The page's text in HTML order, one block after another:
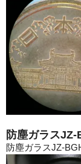
防塵ガラスJZ-
防塵ガラスJZ-